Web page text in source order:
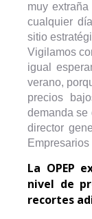
muy
cualquier
sitio
Vigilamos
igual
verano,
precios
demanda se
director
La OPEP
nivel de
recortes